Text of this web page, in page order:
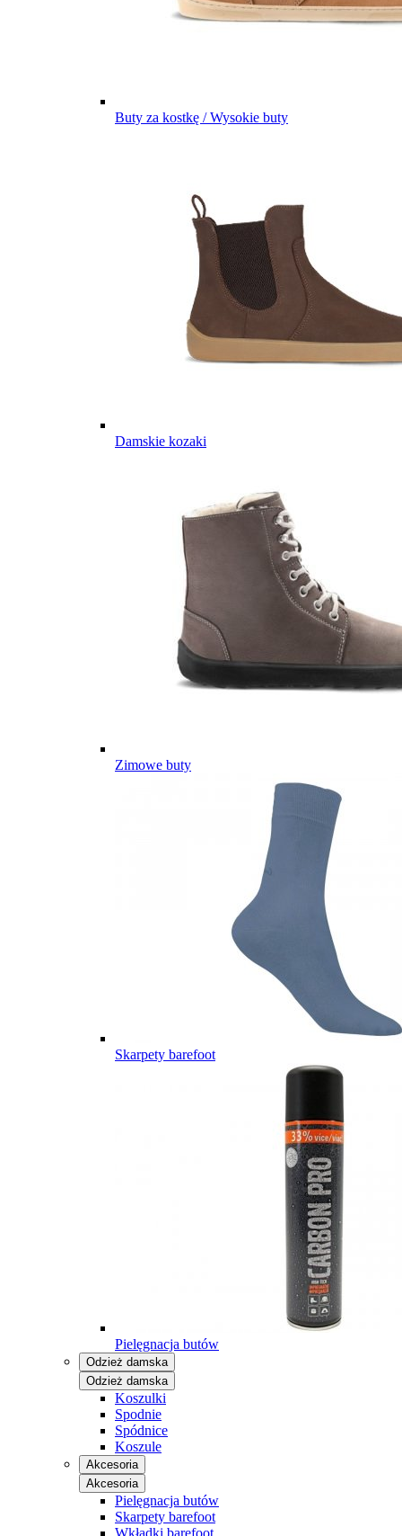
Buty za kostkę / Wysokie buty
Damskie kozaki
Zimowe buty
Skarpety barefoot
Pielęgnacja butów
Odzież damska
Odzież damska
Koszulki
Spodnie
Spódnice
Koszule
Akcesoria
Akcesoria
Pielęgnacja butów
Skarpety barefoot
Wkładki barefoot